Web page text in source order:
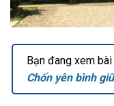
Bạn đang xem bài
Chốn yên bình